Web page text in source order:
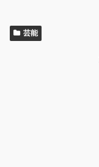
芸能